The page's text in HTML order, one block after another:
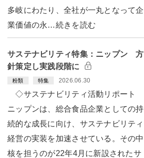
多岐にわたり、全社が一丸となって企
業価値の永…続きを読む
サステナビリティ特集：ニップン 方
針策定し実践段階に
粉類 特集 2026.06.30
◇サステナビリティ活動リポート
ニップンは、総合食品企業としての持
続的な成長に向け、サステナビリティ
経営の実装を加速させている。その中
核を担うのが22年4月に新設されたサ